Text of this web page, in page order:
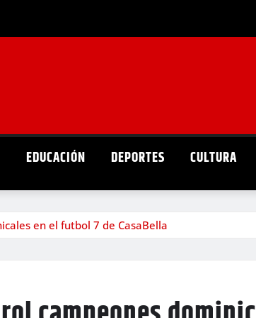
EDUCACIÓN DEPORTES CULTURA
en el futbol 7 de CasaBella